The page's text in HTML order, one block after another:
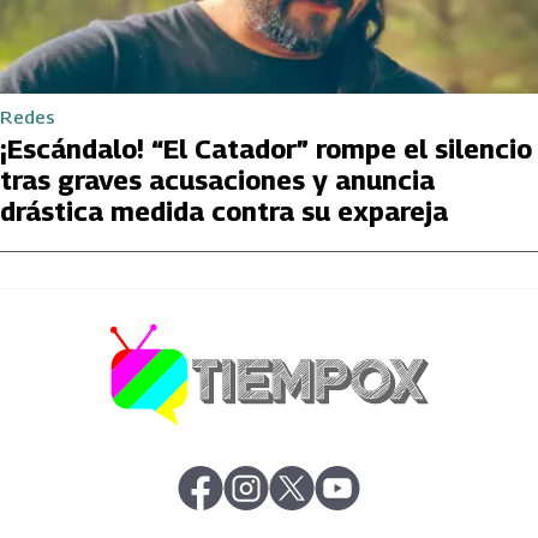
Redes
¡Escándalo! “El Catador” rompe el silencio
tras graves acusaciones y anuncia
drástica medida contra su expareja
abre en nueva pestaña
abre en nueva pestaña
abre en nueva pestaña